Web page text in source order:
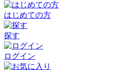
はじめての方
探す
ログイン